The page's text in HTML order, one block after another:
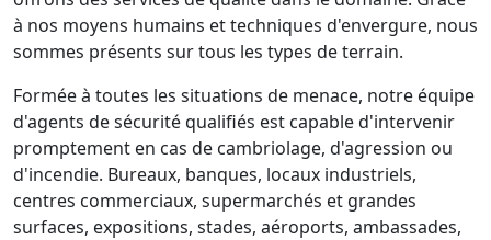
à nos moyens humains et techniques d'envergure, nous
sommes présents sur tous les types de terrain.
Formée à toutes les situations de menace, notre équipe
d'agents de sécurité qualifiés est capable d'intervenir
promptement en cas de cambriolage, d'agression ou
d'incendie. Bureaux, banques, locaux industriels,
centres commerciaux, supermarchés et grandes
surfaces, expositions, stades, aéroports, ambassades,